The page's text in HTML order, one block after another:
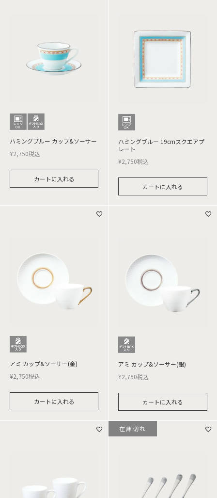
ハミングブルー カップ&ソーサー
¥2,750税込
カートに入れる
ハミングブルー 19cmスクエアプ
レート
¥2,750税込
カートに入れる
アミ カップ&ソーサー(金)
¥2,750税込
カートに入れる
アミ カップ&ソーサー(銀)
¥2,750税込
カートに入れる
在庫切れ